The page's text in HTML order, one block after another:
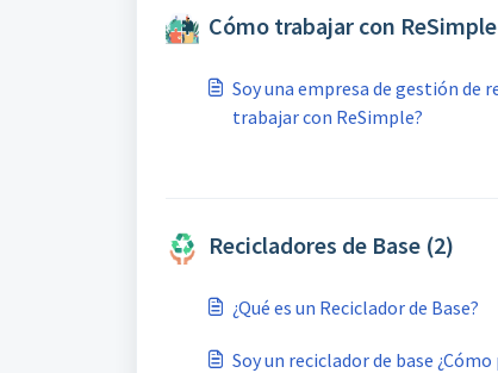
Cómo trabajar con
Soy una empresa de gestión de
trabajar con ReSimple?
Recicladores de Base (2)
¿Qué es un Reciclador de Base?
Soy un reciclador de base